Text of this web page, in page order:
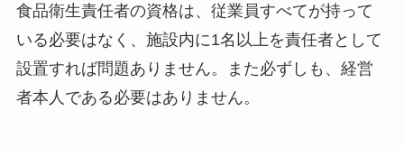
食品衛生責任者の資格は、従業員すべてが持って
いる必要はなく、施設内に1名以上を責任者として
設置すれば問題ありません。また必ずしも、経営
者本人である必要はありません。